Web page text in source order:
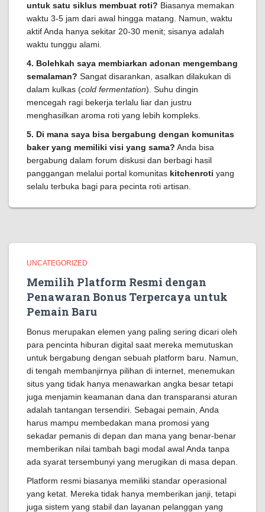
untuk satu siklus membuat roti? Biasanya memakan
waktu 3-5 jam dari awal hingga matang. Namun, waktu
aktif Anda hanya sekitar 20-30 menit; sisanya adalah
waktu tunggu alami.
4. Bolehkah saya membiarkan adonan mengembang
semalaman? Sangat disarankan, asalkan dilakukan di
dalam kulkas (cold fermentation). Suhu dingin
mencegah ragi bekerja terlalu liar dan justru
menghasilkan aroma roti yang lebih kompleks.
5. Di mana saya bisa bergabung dengan komunitas
baker yang memiliki visi yang sama? Anda bisa
bergabung dalam forum diskusi dan berbagi hasil
panggangan melalui portal komunitas kitchenroti yang
selalu terbuka bagi para pecinta roti artisan.
UNCATEGORIZED
Memilih Platform Resmi dengan
Penawaran Bonus Terpercaya untuk
Pemain Baru
Bonus merupakan elemen yang paling sering dicari oleh
para pencinta hiburan digital saat mereka memutuskan
untuk bergabung dengan sebuah platform baru. Namun,
di tengah membanjirnya pilihan di internet, menemukan
situs yang tidak hanya menawarkan angka besar tetapi
juga menjamin keamanan dana dan transparansi aturan
adalah tantangan tersendiri. Sebagai pemain, Anda
harus mampu membedakan mana promosi yang
sekadar pemanis di depan dan mana yang benar-benar
memberikan nilai tambah bagi modal awal Anda tanpa
ada syarat tersembunyi yang merugikan di masa depan.
Platform resmi biasanya memiliki standar operasional
yang ketat. Mereka tidak hanya memberikan janji, tetapi
juga sistem yang stabil dan layanan pelanggan yang